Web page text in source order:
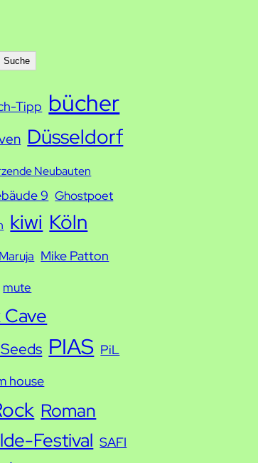
Suche
Tipp bücher
Düsseldorf
Neubauten
9 Ghostpoet
kiwi Köln
Maruja Mike Patton
mute
Cave
PIAS PiL
house
Roman
Festival SAFI